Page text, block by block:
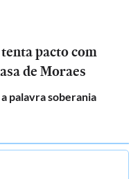
pacto com
de Moraes
palavra soberania